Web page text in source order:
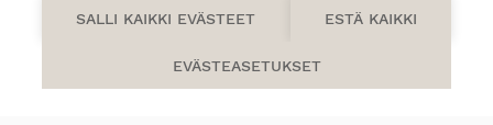
SALLI KAIKKI EVÄSTEET ESTÄ KAIKKI
EVÄSTEASETUKSET